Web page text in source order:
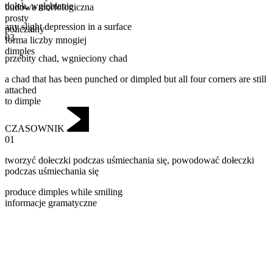
budowa morfologiczna
prosty
policzalny
forma liczby mnogiej
dimples
dołek,wgłębienie
any slight depression in a surface
03
przebity chad, wgnieciony chad
a chad that has been punched or dimpled but all four corners are still
attached
to dimple
CZASOWNIK
01
tworzyć dołeczki podczas uśmiechania się, powodować dołeczki
podczas uśmiechania się
produce dimples while smiling
informacje gramatyczne